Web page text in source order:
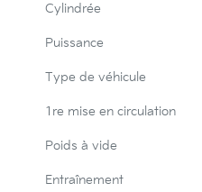
Cylindrée
Puissance
Type de véhicule
1re mise en circulation
Poids à vide
Entraînement